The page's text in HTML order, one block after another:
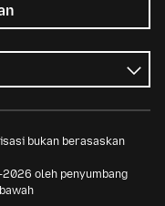
bukan berasaskan
oleh penyumbang